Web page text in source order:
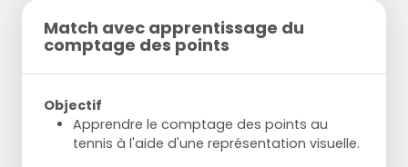
Match avec apprentissage du
comptage des points
Objectif
Apprendre le comptage des points au
tennis à l'aide d'une représentation visuelle.